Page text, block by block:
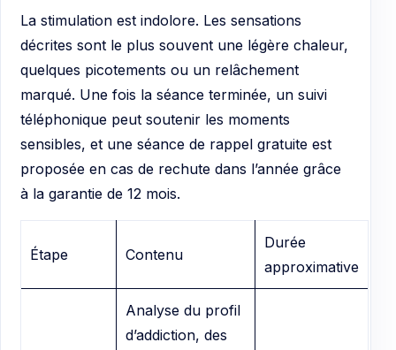
La stimulation est indolore. Les sensations
décrites sont le plus souvent une légère chaleur,
quelques picotements ou un relâchement
marqué. Une fois la séance terminée, un suivi
téléphonique peut soutenir les moments
sensibles, et une séance de rappel gratuite est
proposée en cas de rechute dans l’année grâce
à la garantie de 12 mois.
Étape Contenu
Durée
approximative
Analyse du profil
d’addiction, des